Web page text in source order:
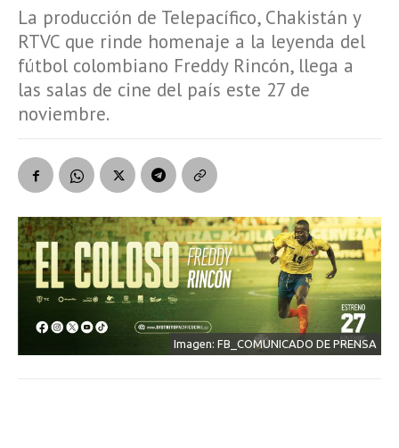
La producción de Telepacífico, Chakistán y
RTVC que rinde homenaje a la leyenda del
fútbol colombiano Freddy Rincón, llega a
las salas de cine del país este 27 de
noviembre.
Imagen: FB_COMUNICADO DE PRENSA